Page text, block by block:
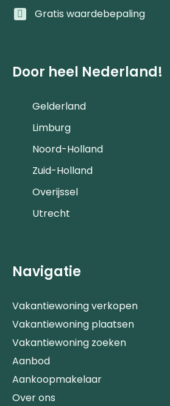
Gratis waardebepaling
Door heel Nederland!
Gelderland
Limburg
Noord-Holland
Zuid-Holland
Overijssel
Utrecht
Navigatie
Vakantiewoning verkopen
Vakantiewoning plaatsen
Vakantiewoning zoeken
Aanbod
Aankoopmakelaar
Over ons